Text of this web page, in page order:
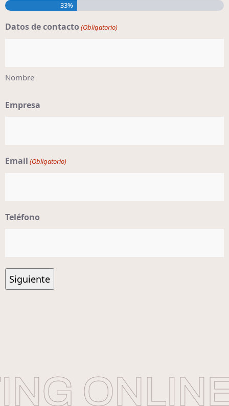
33%
Datos de contacto (Obligatorio)
Nombre
Empresa
Email (Obligatorio)
Teléfono
ONLINE